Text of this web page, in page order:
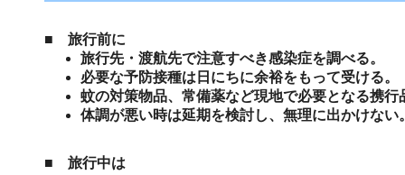
■ 旅行前に
旅行先・渡航先で注意すべき感染症を調べる。
必要な予防接種は日にちに余裕をもって受ける。
蚊の対策物品、常備薬など現地で必要となる携行
体調が悪い時は延期を検討し、無理に出かけない
■ 旅行中は